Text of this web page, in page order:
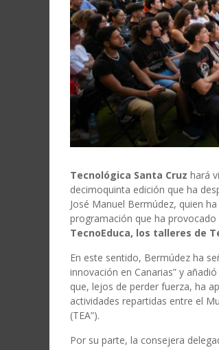
Tecnológica Santa Cruz hará
decimoquinta edición que ha
José Manuel Bermúdez, quien
programación que ha
TecnoEduca, los talleres de
En este sentido, Bermúdez ha
innovación en Canarias” y
que, lejos de perder fuerza, ha
actividades repartidas entre el
(TEA”).
Por su parte, la consejera